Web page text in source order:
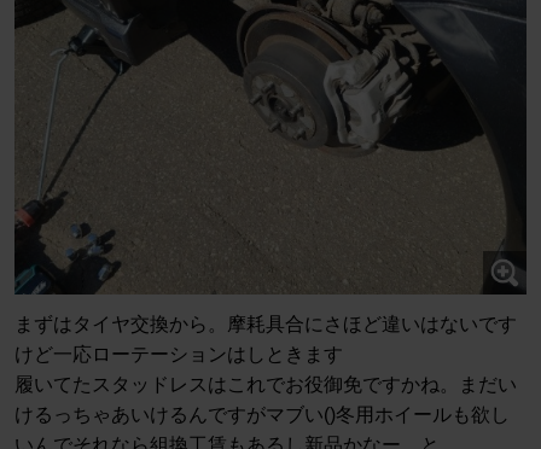
まずはタイヤ交換から。摩耗具合にさほど違いはないです
けど一応ローテーションはしときます
履いてたスタッドレスはこれでお役御免ですかね。まだい
けるっちゃあいけるんですがマブい()冬用ホイールも欲し